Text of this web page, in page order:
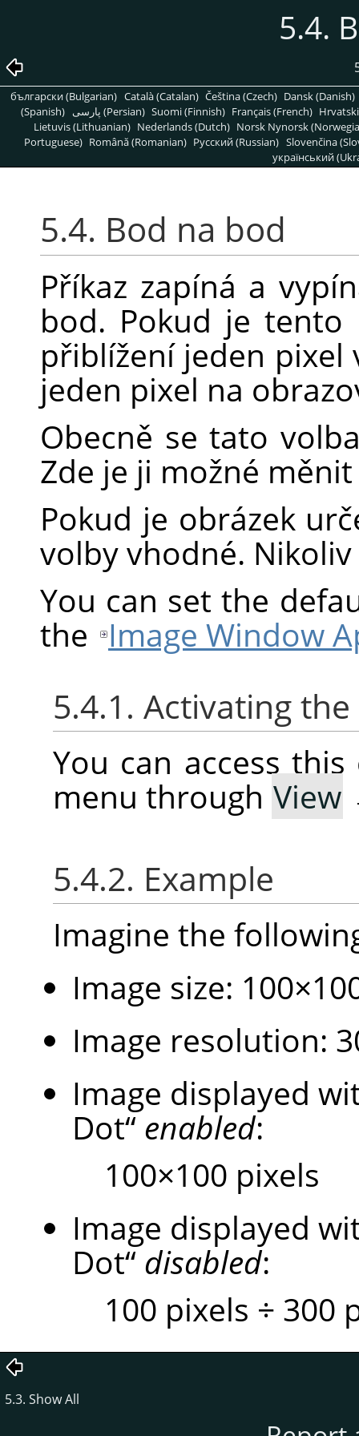
5.4.
български (Bulgarian) Català (Catalan) Čeština (Czech) Dansk (Danish)
(Spanish)
پارسی (Persian) Suomi (Finnish) Français (French)
Lietuvis (Lithuanian) Nederlands (Dutch) Norsk Nynorsk
Portuguese) Română (Romanian) Pусский (Russian) Slovenčina
український
5.4. Bod na bod
Příkaz zapíná a
bod. Pokud je tento
přiblížení jeden pixel
jeden pixel na
Obecně se tato
Zde je ji možné
Pokud je obrázek
volby vhodné.
You can set the
the Image Window
5.4.1. Activating
You can access
menu through View
5.4.2. Example
Imagine the
Image size:
Image resolution:
Image displayed
Dot“ enabled:
100×100 pixels
Image displayed
Dot“ disabled:
100 pixels ÷ 300
5.3. Show All